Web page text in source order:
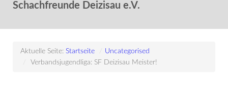
Schachfreunde Deizisau e.V.
Aktuelle Seite: Startseite /
Uncategorised
/
Verbandsjugendliga: SF Deizisau Meister!